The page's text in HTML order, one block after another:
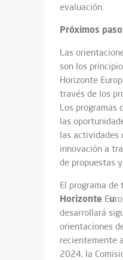
evaluación.
Próximos
Las
son los
Horizonte
través de los
Los programas
las
las actividades
innovación a
de propuestas
El programa
Horizonte Eu
desarrollará
orientaciones
recientemente
2024, la